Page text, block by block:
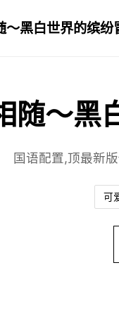
～黑白世界的缤纷
随～黑
国语配置,顶最新
可